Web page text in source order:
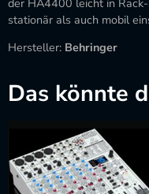
der HA4400 leicht in
stationär als auch mobil
Hersteller: Behringer
Das könnte